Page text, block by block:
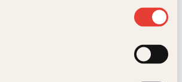
Midelfart er psykolog og spesialist i
og har omfattende erfaring